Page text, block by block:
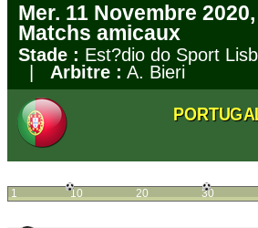
Mer. 11 Novembre
Matchs amicaux
Stade : Est?dio do Sport
Arbitre : A. Bieri
1 10 20 30